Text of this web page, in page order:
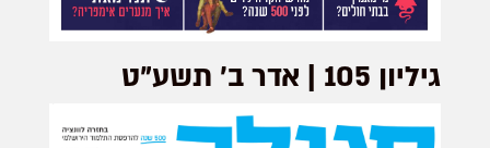
גיליון 105 | אדר ב׳ תשע"ט